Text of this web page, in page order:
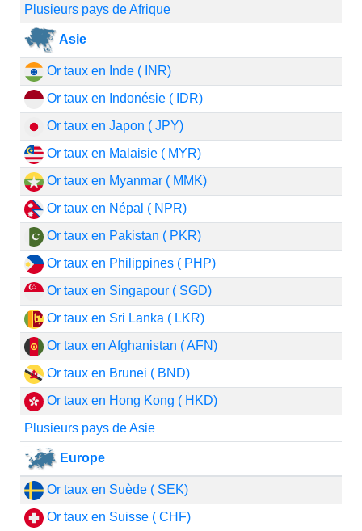
Plusieurs pays de Afrique
Asie
Or taux en Inde ( INR)
Or taux en Indonésie ( IDR)
Or taux en Japon ( JPY)
Or taux en Malaisie ( MYR)
Or taux en Myanmar ( MMK)
Or taux en Népal ( NPR)
Or taux en Pakistan ( PKR)
Or taux en Philippines ( PHP)
Or taux en Singapour ( SGD)
Or taux en Sri Lanka ( LKR)
Or taux en Afghanistan ( AFN)
Or taux en Brunei ( BND)
Or taux en Hong Kong ( HKD)
Plusieurs pays de Asie
Europe
Or taux en Suède ( SEK)
Or taux en Suisse ( CHF)